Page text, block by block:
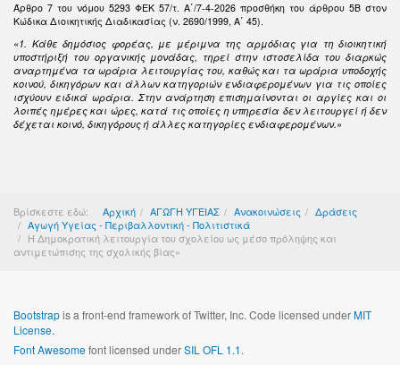
Άρθρο 7 του νόμου 5293 ΦΕΚ 57/τ. Α΄/7-4-2026 προσθήκη του άρθρου 5Β στον
Κώδικα Διοικητικής Διαδικασίας (ν. 2690/1999, Α΄ 45).
«1. Κάθε δημόσιος φορέας, με μέριμνα της αρμόδιας για τη διοικητική
υποστήριξή του οργανικής μονάδας, τηρεί στην ιστοσελίδα του διαρκώς
αναρτημένα τα ωράρια λειτουργίας του, καθώς και τα ωράρια υποδοχής
κοινού, δικηγόρων και άλλων κατηγοριών ενδιαφερομένων για τις οποίες
ισχύουν ειδικά ωράρια. Στην ανάρτηση επισημαίνονται οι αργίες και οι
λοιπές ημέρες και ώρες, κατά τις οποίες η υπηρεσία δεν λειτουργεί ή δεν
δέχεται κοινό, δικηγόρους ή άλλες κατηγορίες ενδιαφερομένων.»
Βρίσκεστε εδώ: Αρχική ΑΓΩΓΗ ΥΓΕΙΑΣ Ανακοινώσεις
Δράσεις
Αγωγή Υγείας - Περιβαλλοντική - Πολιτιστικά
Η Δημοκρατική λειτουργία του σχολείου ως μέσο πρόληψης και
αντιμετώπισης της σχολικής βίας»
Bootstrapis a front-end framework of Twitter, Inc. Code licensed underMIT
License.
Font Awesomefont licensed underSIL OFL 1.1.